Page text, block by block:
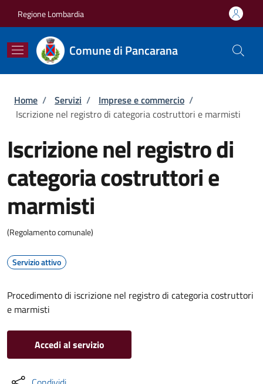
Regione Lombardia
Comune di Pancarana
Briciole di pane
Home / Servizi / Imprese e commercio /
Iscrizione nel registro di categoria costruttori e marmisti
Iscrizione nel registro di
categoria costruttori e
marmisti
(Regolamento comunale)
Servizio attivo
Procedimento di iscrizione nel registro di categoria costruttori
e marmisti
Accedi al servizio